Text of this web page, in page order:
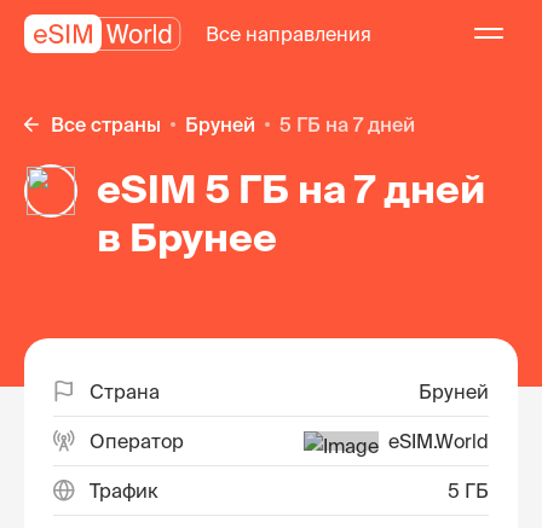
Все направления
Все страны Бруней 5 ГБ на 7 дней
eSIM 5 ГБ на 7 дней
в Брунее
Страна Бруней
Оператор eSIM.World
Трафик 5 ГБ